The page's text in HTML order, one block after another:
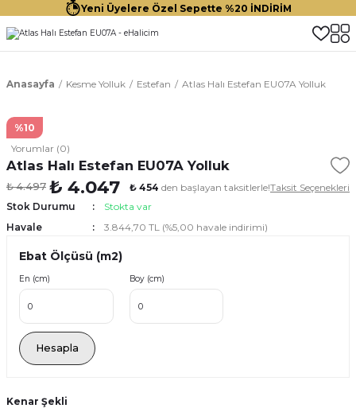
Yeni Üyelere Özel Sepette %20 İNDİRİM
Anasayfa Kesme Yolluk Estefan Atlas Halı Estefan EU07A Yolluk
%10
Yorumlar (0)
Atlas Halı Estefan EU07A Yolluk
₺ 4.497 ₺ 4.047 ₺ 454 den başlayan taksitlerle!Taksit Seçenekleri
Stok Durumu
Stokta var
Havale
3.844,70 TL (%5,00 havale indirimi)
Ebat Ölçüsü (m2)
En (cm) Boy (cm)
Hesapla
Kenar Şekli